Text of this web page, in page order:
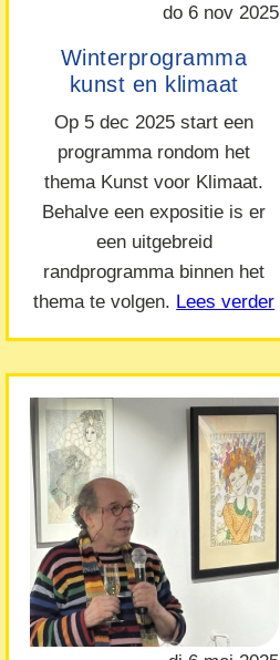
do 6 nov 2025
Winterprogramma
kunst en klimaat
Op 5 dec 2025 start een
programma rondom het
thema Kunst voor Klimaat.
Behalve een expositie is er
een uitgebreid
randprogramma binnen het
thema te volgen. Lees verder